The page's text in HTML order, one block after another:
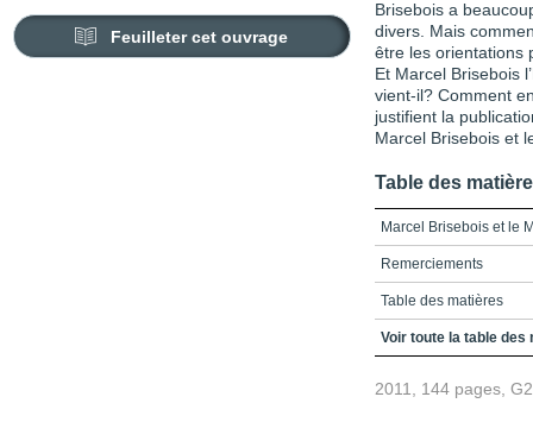
Feuilleter cet ouvrage
Brisebois a
divers. Mais
être les orientations
Et Marcel Brisebois
vient-il? Comment
justifient la
Marcel Brisebois et
Table des
Marcel Brisebois et le
Remerciements
Table des matières
Introduction
Voir toute la table des
2011, 144 pages,